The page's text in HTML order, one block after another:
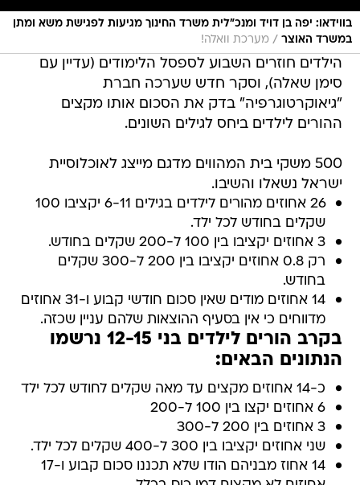
בווידאו: יפה בן דויד ומנכ"לית משרד החינוך מגיעות לפגישת משא ומתן
במשרד האוצר / מערכת וואלה!
הילדים חוזרים השבוע לספסל הלימודים (עדיין עם
סימן שאלה), וסקר חדש שערכה חברת
"גיאוקרטוגרפיה" בדק את הסכום אותו מקצים
ההורים לילדים ביחס לגילים השונים.
500 משקי בית המהווים מדגם מייצג לאוכלוסיית
ישראל נשאלו והשיבו.
26 אחוזים מהורים לילדים בגילים 6-11 יקציבו 100
שקלים בחודש לכל ילד.
3 אחוזים יקציבו בין 100 ל-200 שקלים בחודש.
רק 0.8 אחוזים יקציבו בין 200 ל-300 שקלים
בחודש.
14 אחוזים מודים שאין סכום חודשי קבוע ו-31 אחוזים
מדווחים כי אין בסעיף ההוצאות שלהם עניין שכזה.
בקרב הורים לילדים בני 12-15 נרשמו
הנתונים הבאים:
כ-14 אחוזים מקצים עד מאה שקלים לחודש לכל ילד
6 אחוזים יקצו בין 100 ל-200
3 אחוזים בין 200 ל-300
שני אחוזים יקציבו בין 300 ל-400 שקלים לכל ילד.
14 אחוז מבניהם הודו שלא תכננו סכום קבוע ו-17